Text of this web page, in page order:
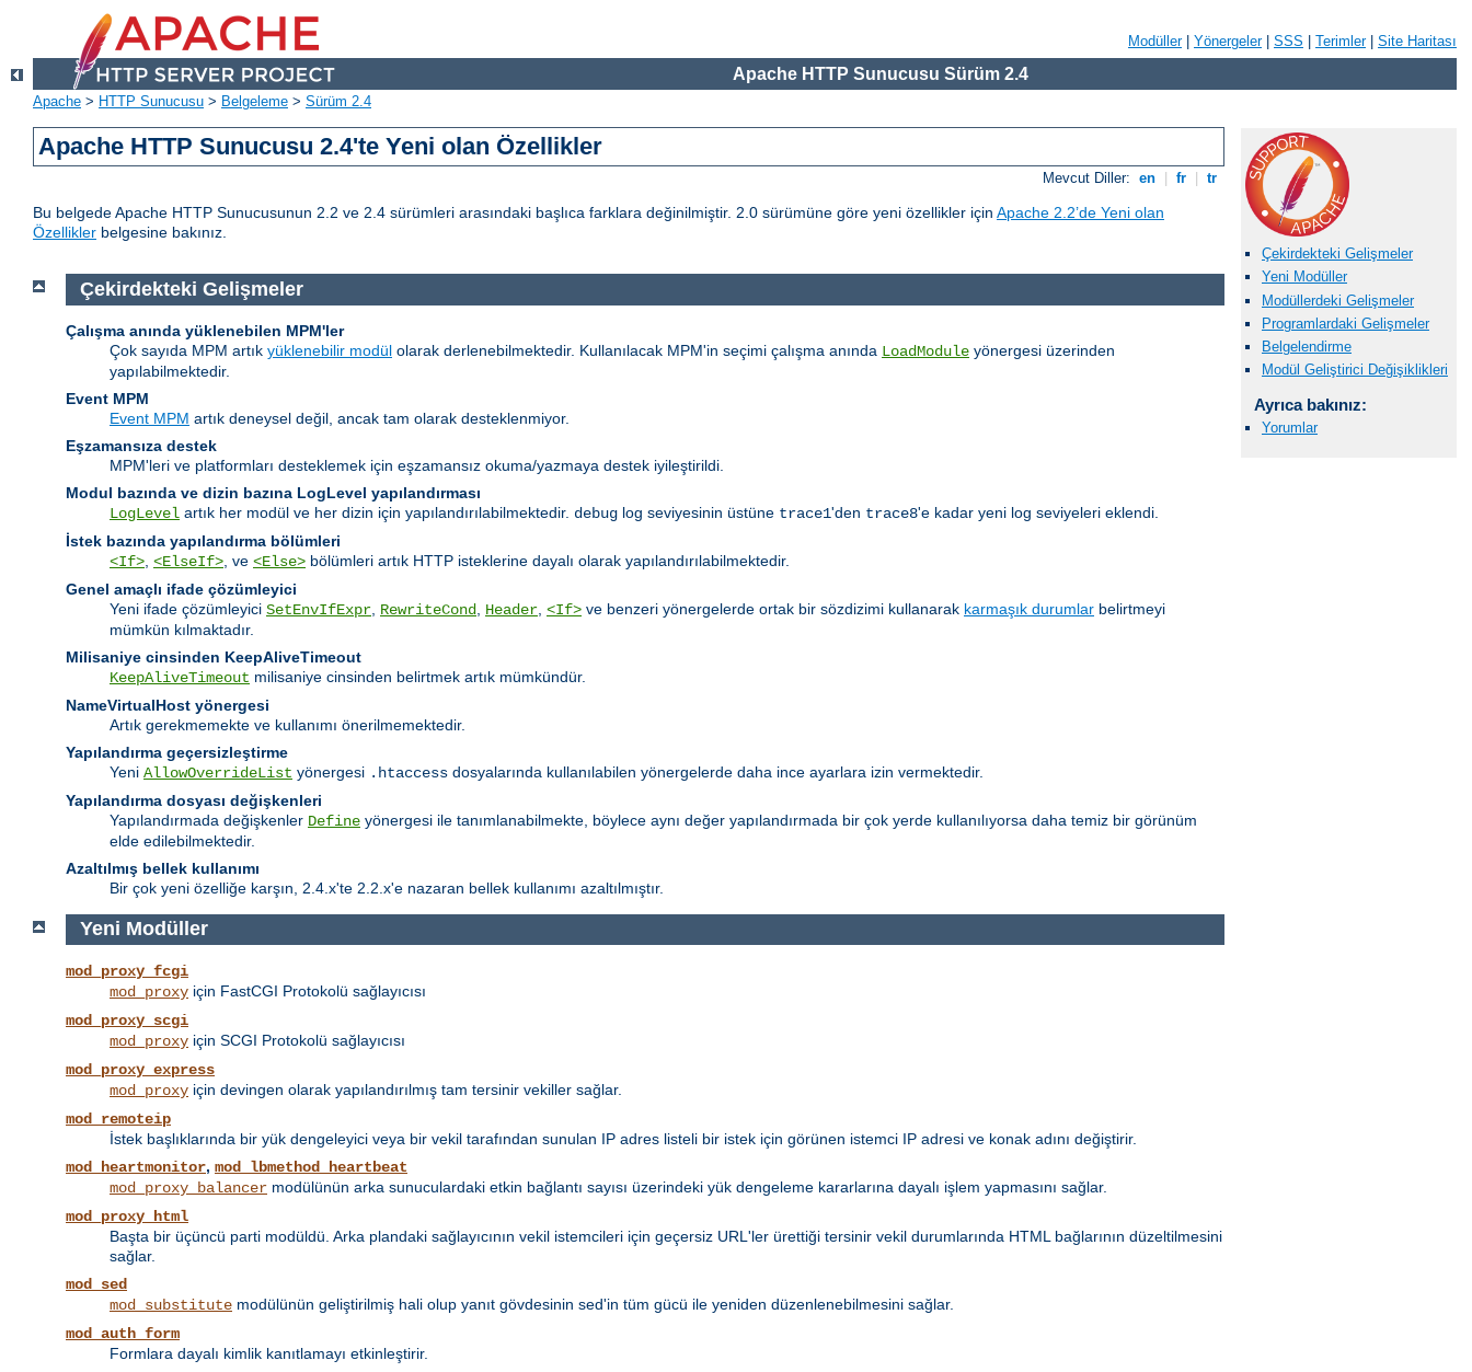
Modüller| Yönergeler| SSS Terimler| Site Haritası
Apache HTTP Sunucusu Sürüm 2.4
Apache > HTTP Sunucusu > Belgeleme > Sürüm 2.4
Apache HTTP Sunucusu 2.4'te Yeni olan Özellikler
Mevcut Diller: en fr tr
Bu belgede Apache HTTP Sunucusunun 2.2 ve 2.4 sürümleri arasındaki başlıca farklara değinilmiştir. 2.0 sürümüne göre yeni özellikler için Apache 2.2’de Yeni olan
Özellikler belgesine bakınız.
Çekirdekteki Gelişmeler
Yeni Modüller
Modüllerdeki Gelişmeler
Programlardaki Gelişmeler
Belgelendirme
Modül Geliştirici Değişiklikleri
Ayrıca bakınız:
Yorumlar
Çekirdekteki Gelişmeler
Çalışma anında yüklenebilen MPM'ler
Çok sayıda MPM artık yüklenebilir modül olarak derlenebilmektedir. Kullanılacak MPM'in seçimi çalışma anında LoadModule yönergesi üzerinden
yapılabilmektedir.
Event MPM
Event MPM artık deneysel değil, ancak tam olarak desteklenmiyor.
Eşzamansıza destek
MPM'leri ve platformları desteklemek için eşzamansız okuma/yazmaya destek iyileştirildi.
Modul bazında ve dizin bazına LogLevel yapılandırması
LogLevel artık her modül ve her dizin için yapılandırılabilmektedir. debug log seviyesinin üstüne trace1'den trace8'e kadar yeni log seviyeleri eklendi.
İstek bazında yapılandırma bölümleri
<If> <ElseIf> , ve <Else> bölümleri artık HTTP isteklerine dayalı olarak yapılandırılabilmektedir.
Genel amaçlı ifade çözümleyici
Yeni ifade çözümleyici SetEnvIfExpr RewriteCond Header <If> ve benzeri yönergelerde ortak bir sözdizimi kullanarak karmaşık durumlar belirtmeyi
mümkün kılmaktadır.
Milisaniye cinsinden KeepAliveTimeout
KeepAliveTimeout milisaniye cinsinden belirtmek artık mümkündür.
NameVirtualHost yönergesi
Artık gerekmemekte ve kullanımı önerilmemektedir.
Yapılandırma geçersizleştirme
Yeni AllowOverrideList yönergesi .htaccess dosyalarında kullanılabilen yönergelerde daha ince ayarlara izin vermektedir.
Yapılandırma dosyası değişkenleri
Yapılandırmada değişkenler Define yönergesi ile tanımlanabilmekte, böylece aynı değer yapılandırmada bir çok yerde kullanılıyorsa daha temiz bir görünüm
elde edilebilmektedir.
Azaltılmış bellek kullanımı
Bir çok yeni özelliğe karşın, 2.4.x'te 2.2.x'e nazaran bellek kullanımı azaltılmıştır.
Yeni Modüller
mod_proxy_fcgi
mod_proxy için FastCGI Protokolü sağlayıcısı
mod_proxy_scgi
mod_proxy için SCGI Protokolü sağlayıcısı
mod_proxy_express
mod_proxy için devingen olarak yapılandırılmış tam tersinir vekiller sağlar.
mod_remoteip
İstek başlıklarında bir yük dengeleyici veya bir vekil tarafından sunulan IP adres listeli bir istek için görünen istemci IP adresi ve konak adını değiştirir.
mod_heartmonitor, mod_lbmethod_heartbeat
mod_proxy_balancer modülünün arka sunuculardaki etkin bağlantı sayısı üzerindeki yük dengeleme kararlarına dayalı işlem yapmasını sağlar.
mod_proxy_html
Başta bir üçüncü parti modüldü. Arka plandaki sağlayıcının vekil istemcileri için geçersiz URL'ler ürettiği tersinir vekil durumlarında HTML bağlarının düzeltilmesini
sağlar.
mod_sed
mod_substitute modülünün geliştirilmiş hali olup yanıt gövdesinin sed'in tüm gücü ile yeniden düzenlenebilmesini sağlar.
mod_auth_form
Formlara dayalı kimlik kanıtlamayı etkinleştirir.